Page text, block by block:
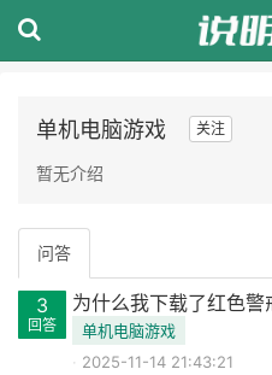
单机电脑游戏 关注
暂无介绍
问答
3
回答
为什么我下载了红色警
单机电脑游戏
2025-11-14 21:43:21